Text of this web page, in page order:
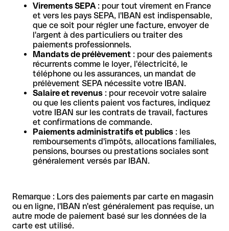
Virements SEPA: pour tout virement en France
et vers les pays SEPA, l'IBAN est indispensable,
que ce soit pour régler une facture, envoyer de
l'argent à des particuliers ou traiter des
paiements professionnels.
Mandats de prélèvement : pour des paiements
récurrents comme le loyer, l'électricité, le
téléphone ou les assurances, un mandat de
prélèvement SEPA nécessite votre IBAN.
Salaire et revenus : pour recevoir votre salaire
ou que les clients paient vos factures, indiquez
votre IBAN sur les contrats de travail, factures
et confirmations de commande.
Paiements administratifs et publics : les
remboursements d'impôts, allocations familiales,
pensions, bourses ou prestations sociales sont
généralement versés par IBAN.
Remarque : Lors des paiements par carte en magasin
ou en ligne, l'IBAN n'est généralement pas requise, un
autre mode de paiement basé sur les données de la
carte est utilisé.